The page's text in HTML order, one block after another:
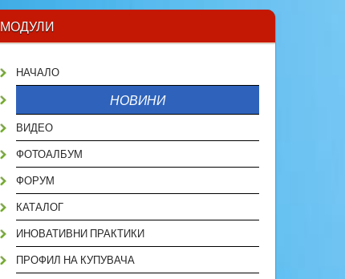
МОДУЛИ
НАЧАЛО
НОВИНИ
ВИДЕО
ФОТОАЛБУМ
ФОРУМ
КАТАЛОГ
ИНОВАТИВНИ ПРАКТИКИ
ПРОФИЛ НА КУПУВАЧА